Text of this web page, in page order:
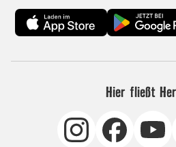
Hier fließt